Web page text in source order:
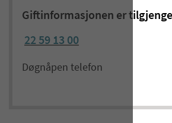
Giftinformasjonen er
22 59 13 00
Døgnåpen telefon